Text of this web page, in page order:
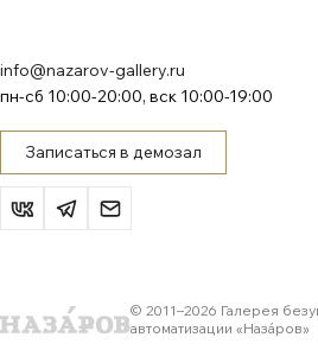
info@nazarov-gallery.ru
пн-сб 10:00-20:00, вск 10:00-19:00
Записаться в демозал
© 2011–2026 Галерея
автоматизации «Назáров»